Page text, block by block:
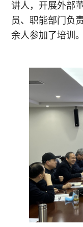
讲人，开展外部
员、职能部门负
余人参加了培训。